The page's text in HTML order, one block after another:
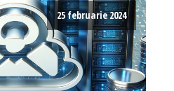
25 februarie 2024